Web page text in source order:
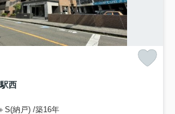
西
S(納戸) /築16年